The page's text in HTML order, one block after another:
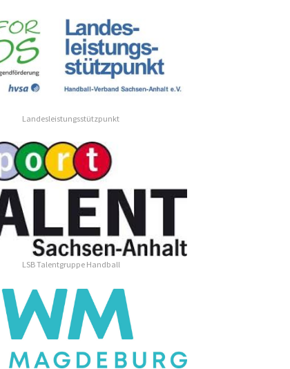
Landesleistungsstützpunkt
LSB Talentgruppe Handball